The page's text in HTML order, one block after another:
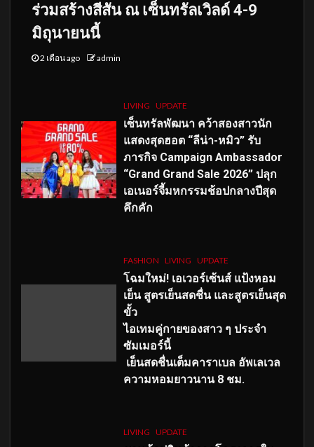
ร่วมสร้างสีสัน ณ เซ็นทรัลเวิลด์ 4-9
มิถุนายนนี้
2 เดือน ago admin
LIVING UPDATE
เซ็นทรัลพัฒนา คว้าสองสาวนัก
แสดงสุดฮอต “ลีน่า-หมิว” รับ
ภารกิจ Campaign Ambassador
“Grand Grand Sale 2026” ปลุก
เอเนอร์จี้มหกรรมช้อปกลางปีสุด
คึกคัก
FASHION LIVING UPDATE
โฉมใหม่! เอเวอร์เซ้นส์ แป้งหอม
เย็น สูตรเย็นสดชื่น และสูตรเย็นสุด
ขั้ว
ไอเทมคู่กายของสาว ๆ ประจำ
ซัมเมอร์นี้
เย็นสดชื่นเต็มคาราเบล อัพเลเวล
ความหอมยาวนาน 8 ชม.
LIVING UPDATE